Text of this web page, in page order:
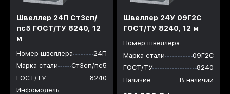
Швеллер 24П Ст3сп/
пс5 ГОСТ/ТУ 8240, 12
м
Номер швеллера
24П
Марка стали
Ст3сп/пс5
ГОСТ/ТУ
8240
Инфомодель
Швеллер 24У 09Г2С
ГОСТ/ТУ 8240, 12 м
Номер швеллера
Марка стали
09Г2С
ГОСТ/ТУ
8240
Наличие
В наличии